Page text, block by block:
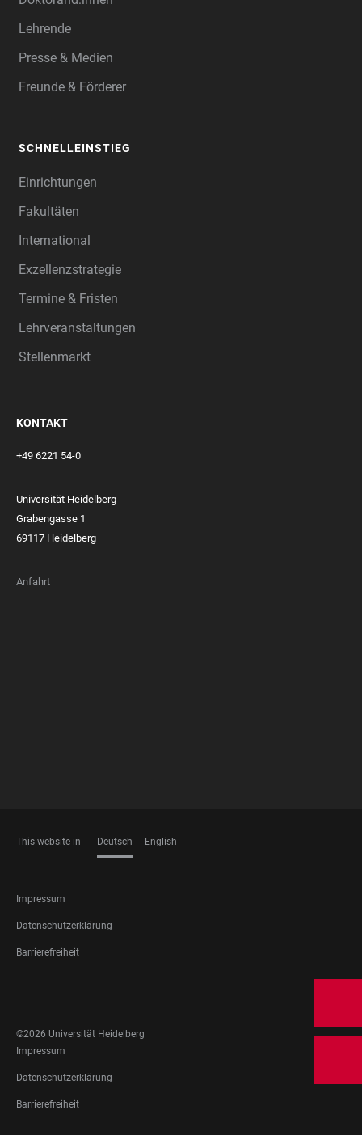
Lehrende
Presse & Medien
Freunde & Förderer
SCHNELLEINSTIEG
Einrichtungen
Fakultäten
International
Exzellenzstrategie
Termine & Fristen
Lehrveranstaltungen
Stellenmarkt
KONTAKT
+49 6221 54-0
Universität Heidelberg
Grabengasse 1
69117 Heidelberg
Anfahrt
This website in Deutsch English
FOOTER
LEGAL
Impressum
Datenschutzerklärung
Barrierefreiheit
MEDIA
©2026 Universität Heidelberg
FOOTER
LEGAL
Impressum
Datenschutzerklärung
Barrierefreiheit